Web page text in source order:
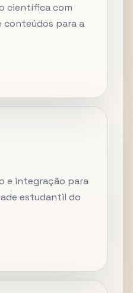
científica com
conteúdos para a
e integração para
estudantil do